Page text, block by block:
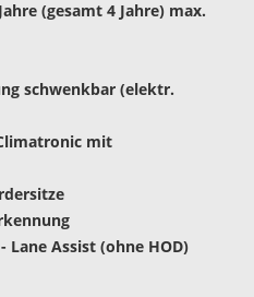
(gesamt 4 Jahre) max.
schwenkbar (elektr.
mit
Lane Assist (ohne HOD)